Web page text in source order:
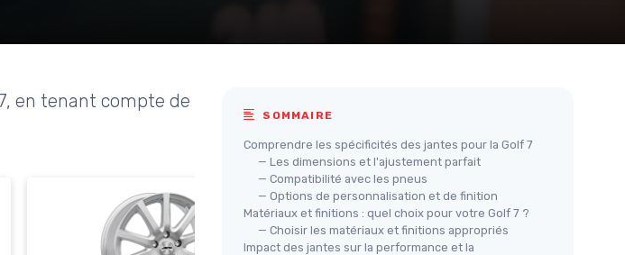
en tenant compte de
SOMMAIRE
Comprendre les spécificités des jantes pour la Golf 7
— Les dimensions et l'ajustement parfait
— Compatibilité avec les pneus
— Options de personnalisation et de finition
Matériaux et finitions : quel choix pour votre Golf 7 ?
— Choisir les matériaux et finitions appropriés
Impact des jantes sur la performance et la